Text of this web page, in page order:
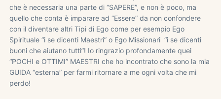
che è necessaria una parte di “SAPERE”, e non è poco, ma
quello che conta è imparare ad “Essere” da non confondere
con il diventare altri Tipi di Ego come per esempio Ego
Spirituale “i se dicenti Maestri” o Ego Missionari “i se dicenti
buoni che aiutano tutti”! Io ringrazio profondamente quei
“POCHI e OTTIMI” MAESTRI che ho incontrato che sono la mia
GUIDA “esterna” per farmi ritornare a me ogni volta che mi
perdo!